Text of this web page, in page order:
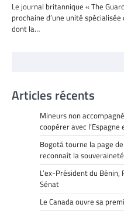
Le journal britannique « The
prochaine d’une unité
dont la…
Articles récents
Mineurs non
coopérer avec l’Espagne
Bogotá tourne la page
reconnaît la
L’ex-Président du
Sénat
Le Canada ouvre sa